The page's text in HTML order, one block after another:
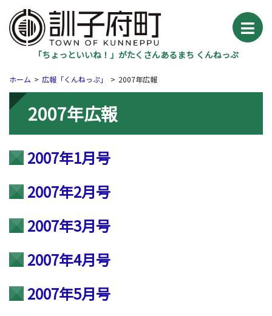
「ちょっといいね！」がたくさんあるまち くんねっぷ
ホーム 広報「くんねっぷ」 2007年広報
2007年広報
2007年1月号
2007年2月号
2007年3月号
2007年4月号
2007年5月号